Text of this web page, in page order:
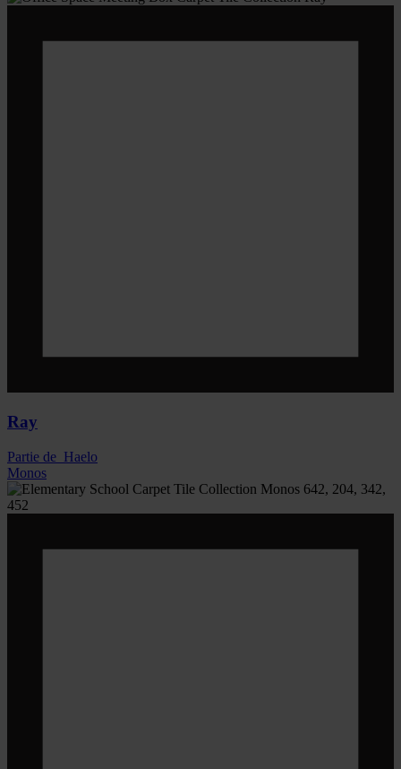
Ray
Partie de Haelo
Monos